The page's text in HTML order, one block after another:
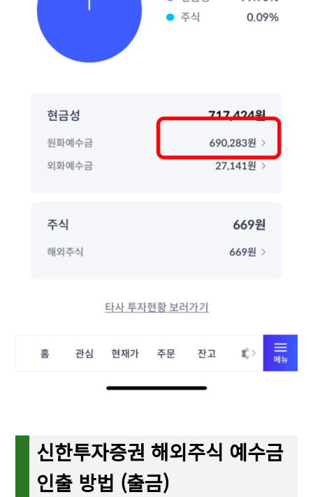
신한투자증권 해외주식 예수금
인출 방법 (출금)